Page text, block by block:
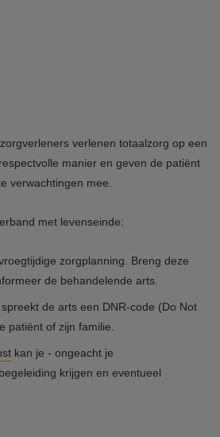
verlenen totaalzorg op een
manier en geven de patiënt
verwachtingen mee.
met levenseinde:
zorgplanning. Breng deze
de behandelende arts.
de arts een DNR-code (Do Not
patiënt of zijn familie.
kan je - ongeacht je
krijgen en eventueel